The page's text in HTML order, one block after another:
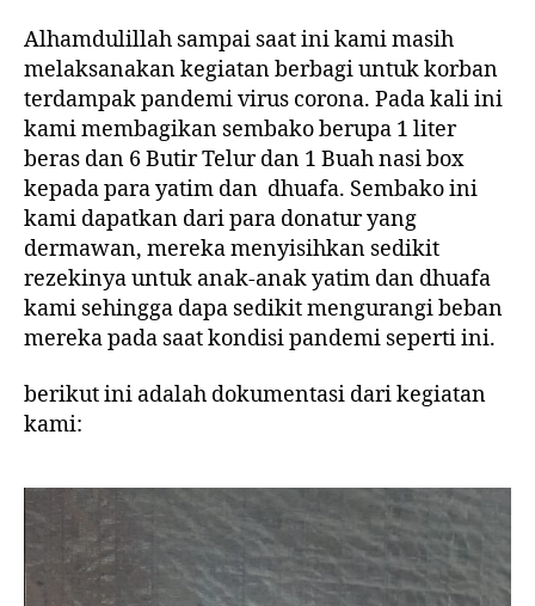
Alhamdulillah sampai saat ini kami masih
melaksanakan kegiatan berbagi untuk korban
terdampak pandemi virus corona. Pada kali ini
kami membagikan sembako berupa 1 liter
beras dan 6 Butir Telur dan 1 Buah nasi box
kepada para yatim dan dhuafa. Sembako ini
kami dapatkan dari para donatur yang
dermawan, mereka menyisihkan sedikit
rezekinya untuk anak-anak yatim dan dhuafa
kami sehingga dapa sedikit mengurangi beban
mereka pada saat kondisi pandemi seperti ini.
berikut ini adalah dokumentasi dari kegiatan
kami: